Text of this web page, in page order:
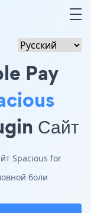
Pay
Сайт
Spacious for
боли